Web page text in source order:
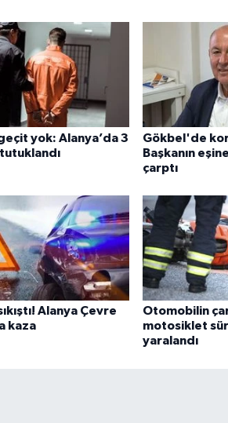
yok: Alanya’da 3
Gökbel'de
Başkanın
çarptı
Alanya Çevre
kaza
Otomobilin
motosiklet
yaralandı